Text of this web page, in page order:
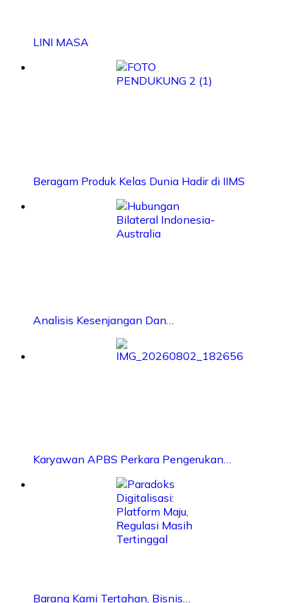
LINI MASA
Beragam Produk Kelas Dunia Hadir di IIMS
Analisis Kesenjangan Dan…
Karyawan APBS Perkara Pengerukan…
Barang Kami Tertahan, Bisnis…